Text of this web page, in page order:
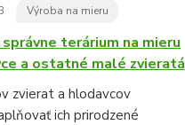
Výroba na mieru
terárium na mieru
a ostatné malé zvieratá
zvierat a hlodavcov
ich prirodzené